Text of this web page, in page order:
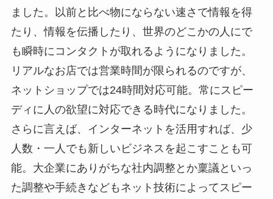
ました。以前と比べ物にならない速さで情報を得
たり、情報を伝播したり、世界のどこかの人にで
も瞬時にコンタクトが取れるようになりました。
リアルなお店では営業時間が限られるのですが、
ネットショップでは24時間対応可能。常にスピー
ディに人の欲望に対応できる時代になりました。
さらに言えば、インターネットを活用すれば、少
人数・一人でも新しいビジネスを起こすことも可
能。大企業にありがちな社内調整とか稟議といっ
た調整や手続きなどもネット技術によってスピー